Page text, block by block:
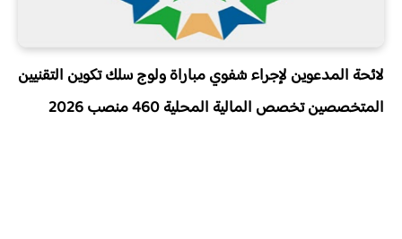
لائحة المدعوين لإجراء شفوي مباراة ولوج سلك تكوين التقنيين
المتخصصين تخصص المالية المحلية 460 منصب 2026